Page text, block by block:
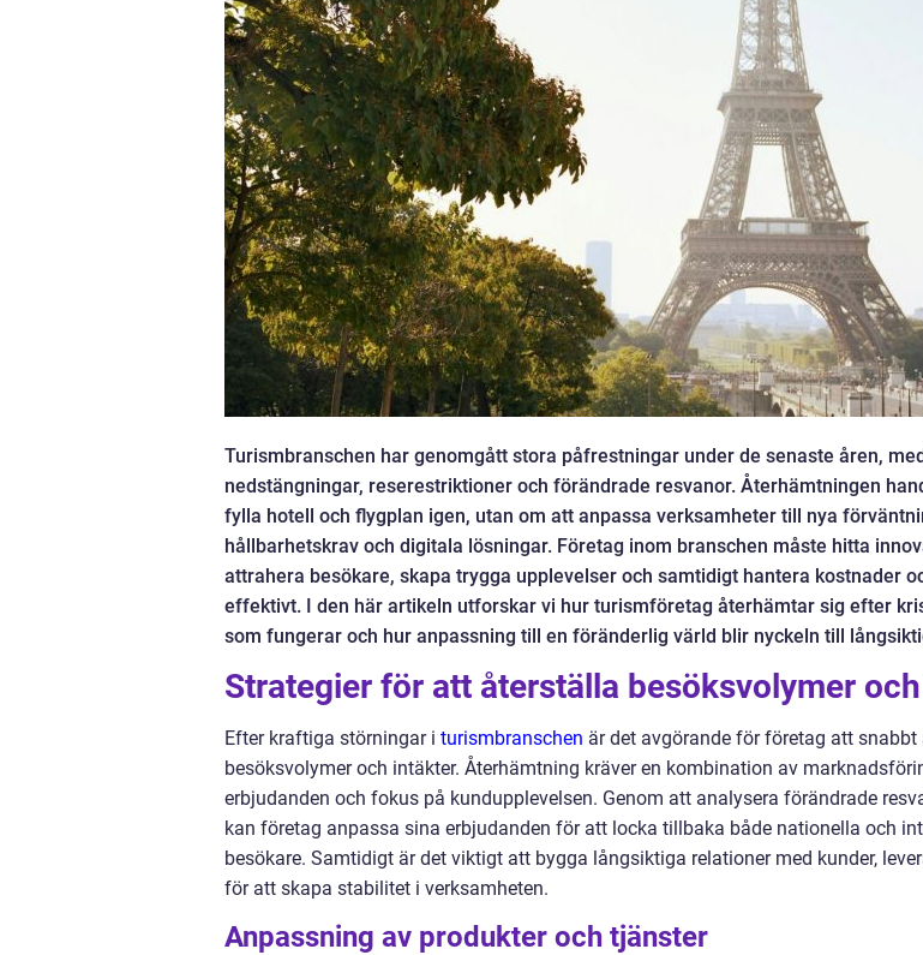
Turismbranschen har genomgått stora påfrestningar under de senaste åren,
nedstängningar, reserestriktioner och förändrade resvanor. Återhämtningen
fylla hotell och flygplan igen, utan om att anpassa verksamheter till nya
hållbarhetskrav och digitala lösningar. Företag inom branschen måste hitta
attrahera besökare, skapa trygga upplevelser och samtidigt hantera kostnader
effektivt. I den här artikeln utforskar vi hur turismföretag återhämtar sig efter
som fungerar och hur anpassning till en föränderlig värld blir nyckeln till
Strategier för att återställa besöksvolymer
Efter kraftiga störningar i turismbranschen är det avgörande för företag att
besöksvolymer och intäkter. Återhämtning kräver en kombination av
erbjudanden och fokus på kundupplevelsen. Genom att analysera förändrade
kan företag anpassa sina erbjudanden för att locka tillbaka både nationella och
besökare. Samtidigt är det viktigt att bygga långsiktiga relationer med kunder,
för att skapa stabilitet i verksamheten.
Anpassning av produkter och tjänster